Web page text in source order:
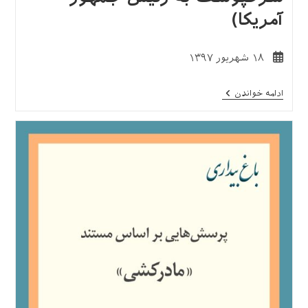
آمریکا)
نوشته
است:
۱۸ شهریور ۱۳۹۷
ادامه خواندنبازگشت
یک
به
رئیس
جمهور